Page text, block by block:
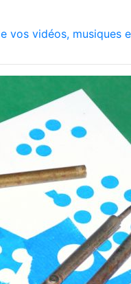
vos vidéos, musiques